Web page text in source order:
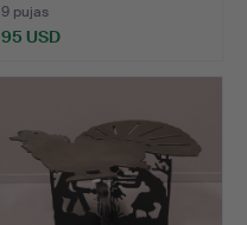
9 pujas
95 USD